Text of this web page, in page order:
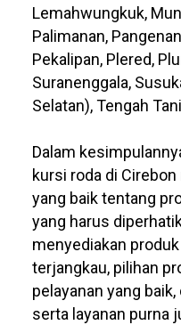
Lemahwungkuk,
Palimanan,
Pekalipan, Plered,
Suranenggala,
Selatan), Tengah
Dalam
kursi roda di
yang baik tentang
yang harus
menyediakan
terjangkau, pilihan
pelayanan yang
serta layanan purna